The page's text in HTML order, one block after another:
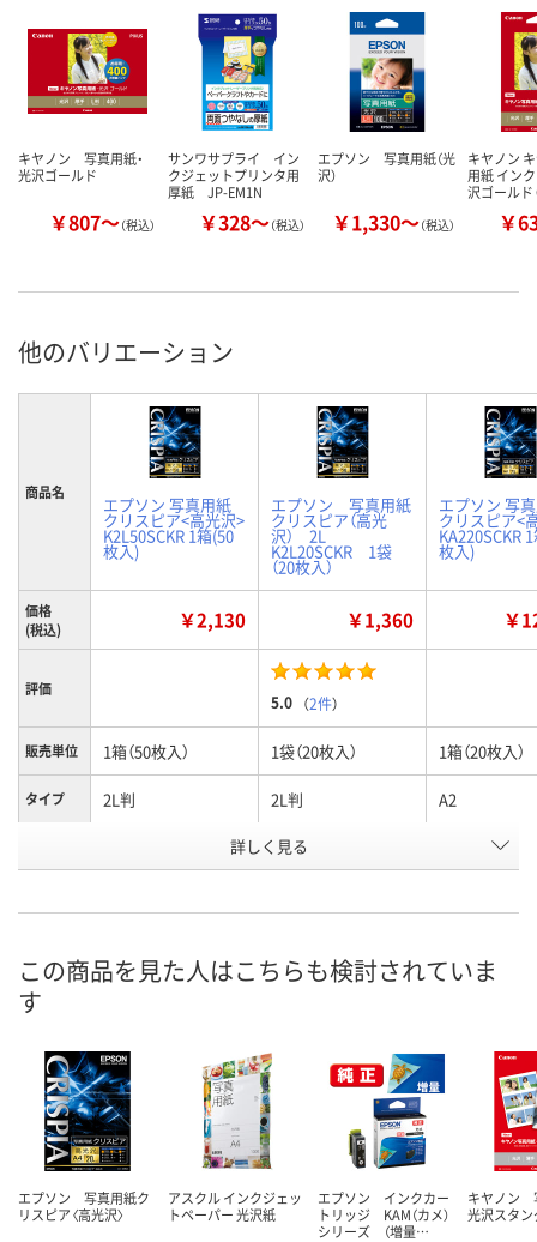
キヤノン 写真用紙・
光沢ゴールド
￥807～（税込）
サンワサプライ イン
クジェットプリンタ用
厚紙 JP-EM1N
￥328～（税込）
エプソン 写真用紙（光
沢）
￥1,330～（税込）
キヤノン
用紙 イン
沢ゴール
￥
他のバリエーション
商品名
エプソン 写真用紙
クリスピア<高光沢>
K2L50SCKR 1箱(50
枚入)
エプソン 写真用紙
クリスピア（高光
沢） 2L
K2L20SCKR 1袋
（20枚入）
エプソン 写
クリスピア<
KA220SCKR
枚入)
価格
(税込)
￥2,130 ￥1,360 ￥
評価
5.0 （2件）
販売単位 1箱（50枚入） 1袋（20枚入） 1箱（20枚入）
タイプ 2L判 2L判 A2
823715 A530489
カゴへ カゴへ カ
詳しく見る
この商品を見た人はこちらも検討されていま
す
エプソン 写真用紙ク
リスピア〈高光沢〉
アスクル インクジェッ
トペーパー 光沢紙
エプソン インクカー
トリッジ KAM（カメ）
シリーズ （増量…
キヤノン
光沢スタ